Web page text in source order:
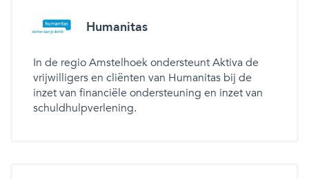
Humanitas
In de regio Amstelhoek ondersteunt Aktiva de
vrijwilligers en cliënten van Humanitas bij de
inzet van financiële ondersteuning en inzet van
schuldhulpverlening.